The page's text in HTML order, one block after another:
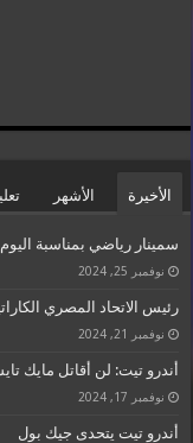
الأخيرة الأشهر
سمينار رياضي بمناسبة
نوفمبر 25, 2024
رئيس الاتحاد المصري
نوفمبر 21, 2024
أندرو تيت: لن أقاتل مايك
نوفمبر 17, 2024
أندرو تيت يتحدى جيك بول